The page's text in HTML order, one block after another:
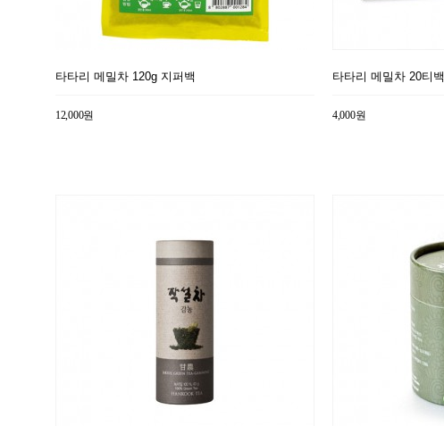
타타리 메밀차 120g 지퍼백
12,000원
타타리 메밀차 20티백
4,000원